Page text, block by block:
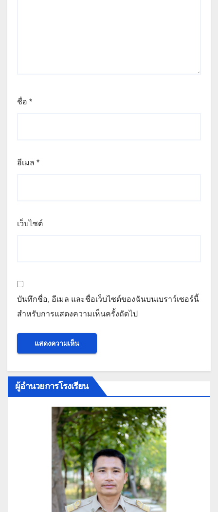
ชื่อ *
อีเมล *
เว็บไซต์
บันทึกชื่อ, อีเมล และชื่อเว็บไซต์ของฉันบนเบราว์เซอร์นี้
สำหรับการแสดงความเห็นครั้งถัดไป
ผู้อำนวยการโรงเรียน